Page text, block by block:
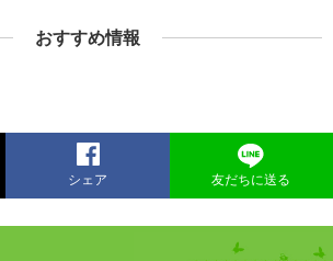
おすすめ情報
シェア 友だちに送る